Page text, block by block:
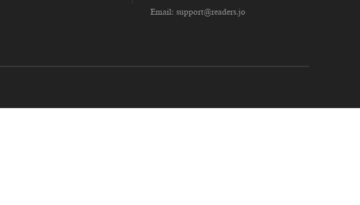
Email: support@readers.jo